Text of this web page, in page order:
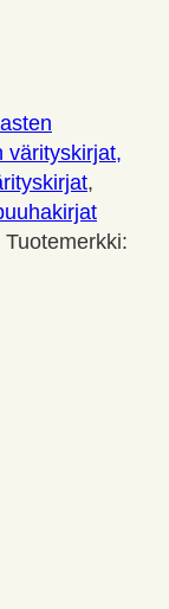
värityskirjat,
,
Tuotemerkki: